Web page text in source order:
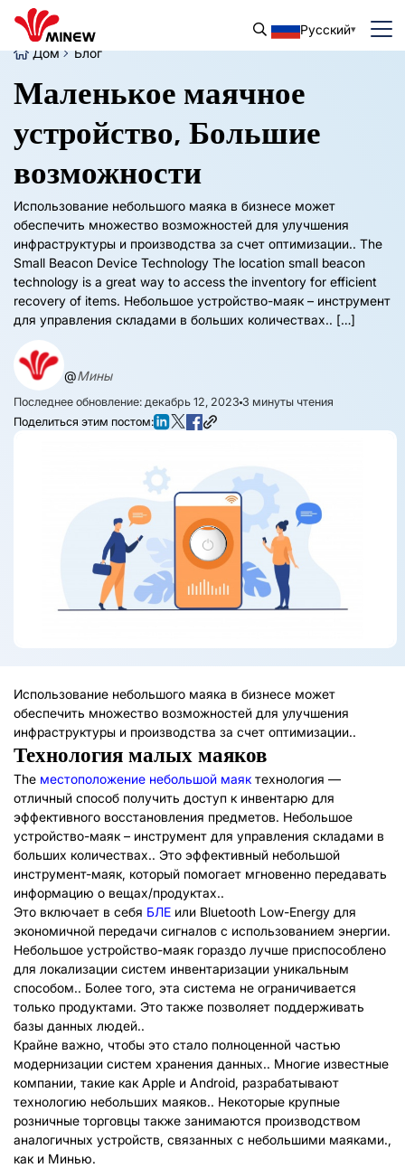
Русский
Дом
Блог
Маленькое маячное
устройство, Большие
возможности
Использование небольшого маяка в бизнесе может
обеспечить множество возможностей для улучшения
инфраструктуры и производства за счет оптимизации.. The
Small Beacon Device Technology The location small beacon
technology is a great way to access the inventory for efficient
recovery of items. Небольшое устройство-маяк – инструмент
для управления складами в больших количествах.. […]
@Мины
Последнее обновление: декабрь 12, 2023 3 минуты чтения
Поделиться этим постом:
Использование небольшого маяка в бизнесе может
обеспечить множество возможностей для улучшения
инфраструктуры и производства за счет оптимизации..
Технология малых маяков
The местоположение небольшой маяк технология —
отличный способ получить доступ к инвентарю для
эффективного восстановления предметов. Небольшое
устройство-маяк – инструмент для управления складами в
больших количествах.. Это эффективный небольшой
инструмент-маяк, который помогает мгновенно передавать
информацию о вещах/продуктах..
Это включает в себя БЛЕ или Bluetooth Low-Energy для
экономичной передачи сигналов с использованием энергии.
Небольшое устройство-маяк гораздо лучше приспособлено
для локализации систем инвентаризации уникальным
способом.. Более того, эта система не ограничивается
только продуктами. Это также позволяет поддерживать
базы данных людей..
Крайне важно, чтобы это стало полноценной частью
модернизации систем хранения данных.. Многие известные
компании, такие как Apple и Android, разрабатывают
технологию небольших маяков.. Некоторые крупные
розничные торговцы также занимаются производством
аналогичных устройств, связанных с небольшими маяками.,
как и Минью.